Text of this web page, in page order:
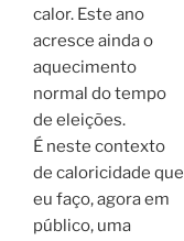
calor. Este ano
acresce ainda o
aquecimento
normal do tempo
de eleições.
É neste contexto
de caloricidade que
eu faço, agora em
público, uma